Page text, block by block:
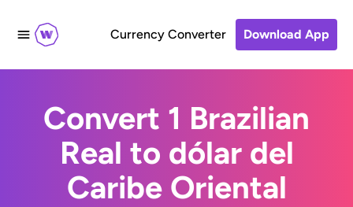
Currency Converter Download App
Convert 1 Brazilian
Real to dólar del
Caribe Oriental